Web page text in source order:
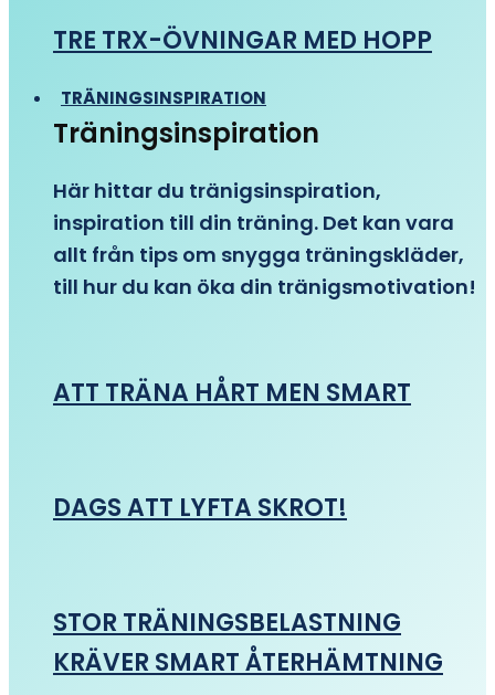
TRE TRX-ÖVNINGAR MED HOPP
TRÄNINGSINSPIRATION
Träningsinspiration
Här hittar du tränigsinspiration,
inspiration till din träning. Det kan vara
allt från tips om snygga träningskläder,
till hur du kan öka din tränigsmotivation!
ATT TRÄNA HÅRT MEN SMART
DAGS ATT LYFTA SKROT!
STOR TRÄNINGSBELASTNING
KRÄVER SMART ÅTERHÄMTNING